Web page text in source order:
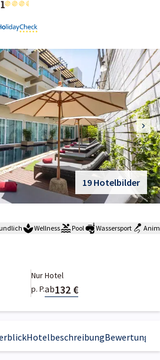
19 Hotelbilder
Wellness Pool Wassersport
Nur Hotel
p. P.ab132 €
HotelbeschreibungBewertungen